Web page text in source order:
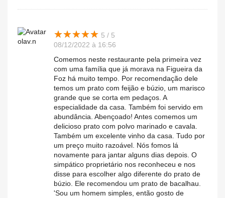
olav.n
★★★★★
★★★★★ 5 / 5
08/12/2022 à 16:56
Comemos neste restaurante pela primeira vez
com uma família que já morava na Figueira da
Foz há muito tempo. Por recomendação dele
temos um prato com feijão e búzio, um marisco
grande que se corta em pedaços. A
especialidade da casa. Também foi servido em
abundância. Abençoado! Antes comemos um
delicioso prato com polvo marinado e cavala.
Também um excelente vinho da casa. Tudo por
um preço muito razoável. Nós fomos lá
novamente para jantar alguns dias depois. O
simpático proprietário nos reconheceu e nos
disse para escolher algo diferente do prato de
búzio. Ele recomendou um prato de bacalhau.
'Sou um homem simples, então gosto de